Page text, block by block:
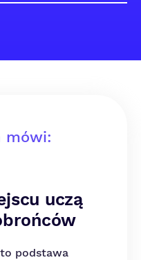
mówi:
uczą
podstawa